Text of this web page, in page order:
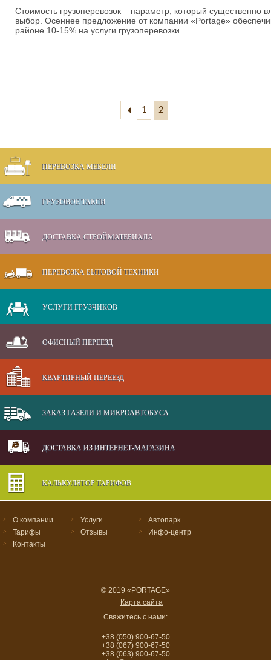
Стоимость грузоперевозок – параметр, который существенно
выбор. Осеннее предложение от компании «Portage»
районе 10-15% на услуги грузоперевозки.
1 2
ПЕРЕВОЗКА МЕБЕЛИ
ГРУЗОВОЕ ТАКСИ
ДОСТАВКА СТРОЙМАТЕРИАЛА
ПЕРЕВОЗКА БЫТОВОЙ ТЕХНИКИ
УСЛУГИ ГРУЗЧИКОВ
ОФИСНЫЙ ПЕРЕЕЗД
КВАРТИРНЫЙ ПЕРЕЕЗД
ЗАКАЗ ГАЗЕЛИ И МИКРОАВТОБУСА
ДОСТАВКА ИЗ ИНТЕРНЕТ-МАГАЗИНА
КАЛЬКУЛЯТОР ТАРИФОВ
> О компании > Услуги > Автопарк
> Тарифы > Отзывы > Инфо-центр
> Контакты
© 2019 «PORTAGE»
Карта сайта
Свяжитесь с нами:
+38 (050) 900-67-50
+38 (067) 900-67-50
+38 (063) 900-67-50